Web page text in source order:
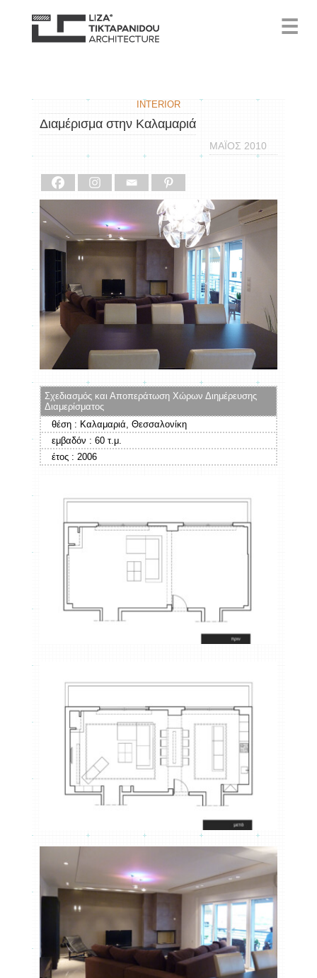
☰
INTERIOR
Διαμέρισμα στην Καλαμαριά
ΜΑΪΟΣ 2010
Σχεδιασμός και Αποπεράτωση Χώρων Διημέρευσης
Διαμερίσματος
θέση : Καλαμαριά, Θεσσαλονίκη
εμβαδόν : 60τ.μ.
έτος : 2006